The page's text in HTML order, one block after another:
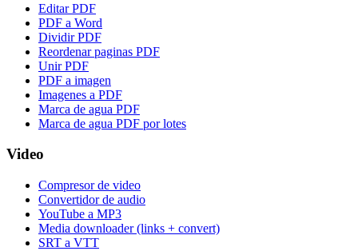
Editar PDF
PDF a Word
Dividir PDF
Reordenar paginas PDF
Unir PDF
PDF a imagen
Imagenes a PDF
Marca de agua PDF
Marca de agua PDF por lotes
Video
Compresor de video
Convertidor de audio
YouTube a MP3
Media downloader (links + convert)
SRT a VTT